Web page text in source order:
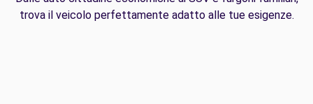
trova il veicolo perfettamente adatto alle tue esigenze.